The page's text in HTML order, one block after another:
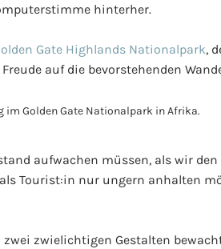
hinterher.
Gate Highlands Nationalpark,
auf die bevorstehenden
aufwachen müssen, als wir den
Tourist:in nur ungern anhalten
zwielichtigen Gestalten